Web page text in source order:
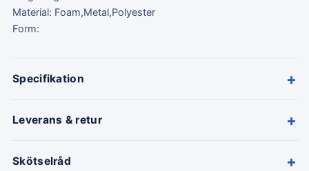
Material: Foam,Metal,Polyester
Form:
Specifikation +
Leverans & retur +
Skötselråd +